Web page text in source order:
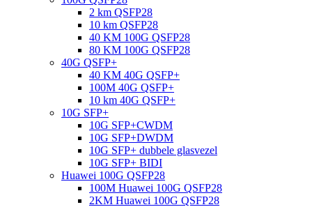
2 km QSFP28
10 km QSFP28
40 KM 100G QSFP28
80 KM 100G QSFP28
40G QSFP+
40 KM 40G QSFP+
100M 40G QSFP+
10 km 40G QSFP+
10G SFP+
10G SFP+CWDM
10G SFP+DWDM
10G SFP+ dubbele glasvezel
10G SFP+ BIDI
Huawei 100G QSFP28
100M Huawei 100G QSFP28
2KM Huawei 100G QSFP28